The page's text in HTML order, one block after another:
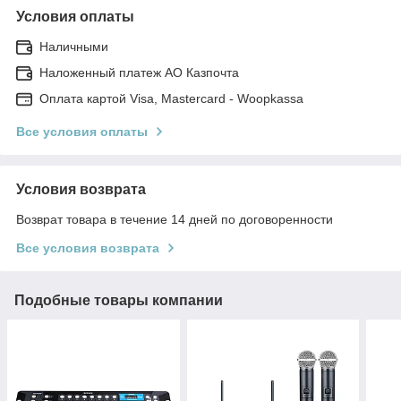
Условия оплаты
Наличными
Наложенный платеж АО Казпочта
Оплата картой Visa, Mastercard - Woopkassa
Все условия оплаты
Условия возврата
Возврат товара в течение 14 дней по договоренности
Все условия возврата
Подобные товары компании